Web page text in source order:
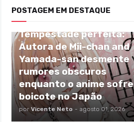
POSTAGEM EM DESTAQUE
Tempestade perfeita:
Autora de Mii-chan and
Yamada-san desmente
rumores obscuros
enquanto o anime sofre
boicote no Japão
por Vicente Neto - agosto 01, 2026